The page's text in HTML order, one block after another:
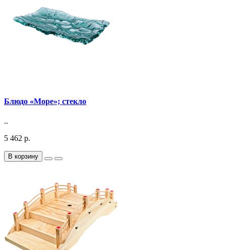
Блюдо «Море»; стекло
..
5 462 р.
В корзину